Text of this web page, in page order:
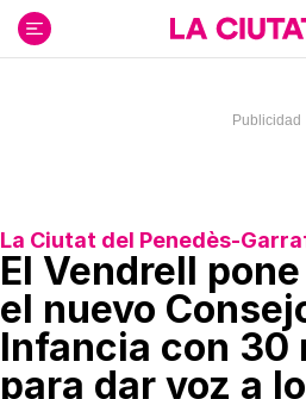
contenido
La Ciutat del Penedès-
El Vendrell
el nuevo
Infancia con 30
para dar voz a